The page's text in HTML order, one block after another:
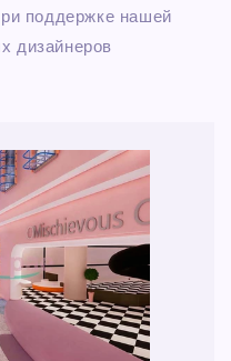
поддержке нашей
дизайнеров